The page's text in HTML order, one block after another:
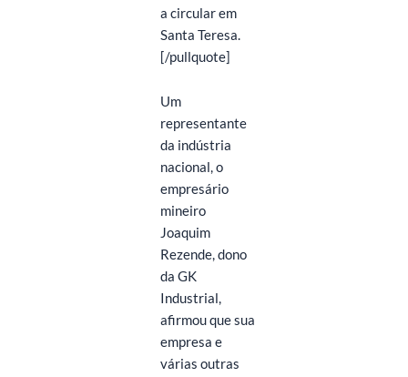
a circular em
Santa Teresa.
[/pullquote]
Um
representante
da indústria
nacional, o
empresário
mineiro
Joaquim
Rezende, dono
da GK
Industrial,
afirmou que sua
empresa e
várias outras